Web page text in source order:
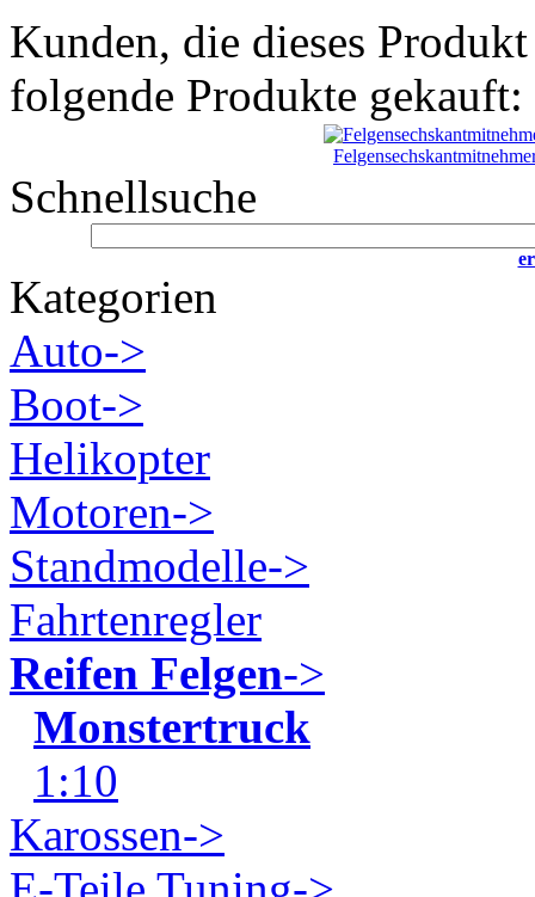
Kunden, die dieses
folgende Produkte gekauft:
Schnellsuche
Kategorien
Auto->
Boot->
Helikopter
Motoren->
Standmodelle->
Fahrtenregler
Reifen Felgen->
Monstertruck
1:10
Karossen->